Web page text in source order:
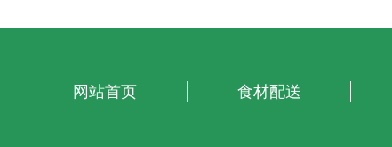
网站首页 食材配送